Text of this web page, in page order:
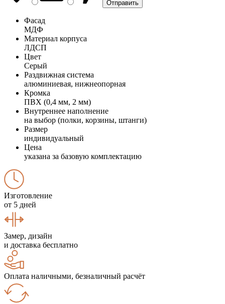
Фасад
МДФ
Материал корпуса
ЛДСП
Цвет
Серый
Раздвижная система
алюминиевая, нижнеопорная
Кромка
ПВХ (0,4 мм, 2 мм)
Внутреннее наполнение
на выбор (полки, корзины, штанги)
Размер
индивидуальный
Цена
указана за базовую комплектацию
Изготовление
от 5 дней
Замер, дизайн
и доставка бесплатно
Оплата наличными, безналичный расчёт